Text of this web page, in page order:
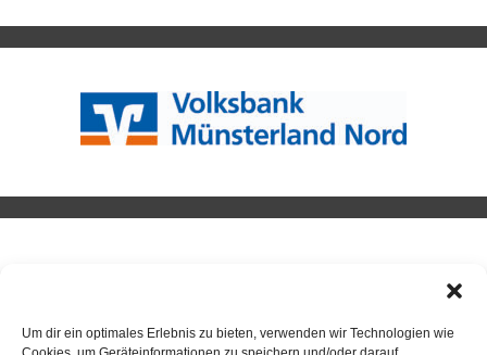
Um dir ein optimales Erlebnis zu bieten, verwenden wir Technologien wie
Neuigkeiten / Beiträge